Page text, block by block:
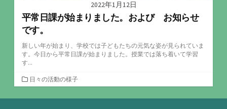
2022年1月12日
平常日課が始まりました。および お知らせ
です。
新しい年が始まり、学校では子どもたちの元気な姿が見られていま
す。今日から平常日課が始まりました。授業では落ち着いて学習
す...
カ
テ
ゴ
日々の活動の様子